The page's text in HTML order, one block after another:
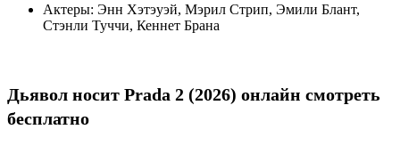
Актеры: Энн Хэтэуэй, Мэрил Стрип, Эмили Блант,
Стэнли Туччи, Кеннет Брана
Дьявол носит Prada 2 (2026) онлайн смотреть
бесплатно